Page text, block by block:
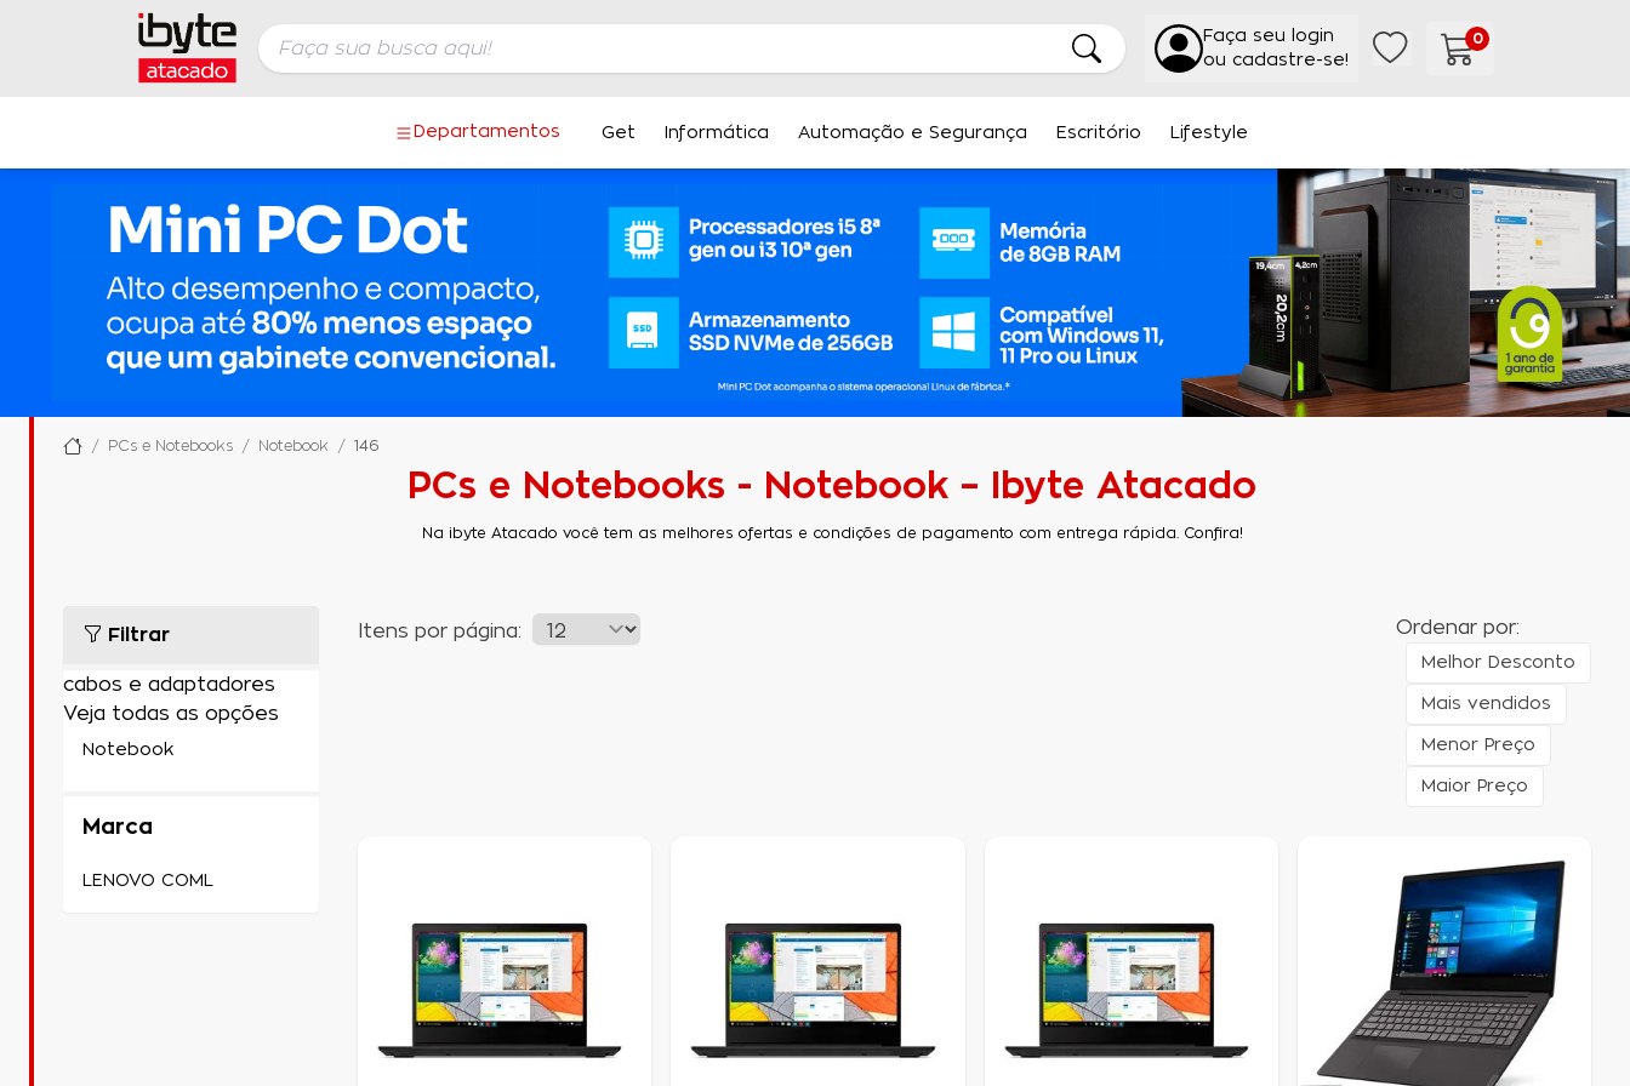
Faça seu login
ou cadastre-se!
0
Departamentos Get Informática Automação e Segurança Escritório Lifestyle
PCs e Notebooks Notebook 146
PCs e Notebooks - Notebook – Ibyte Atacado
Na ibyte Atacado você tem as melhores ofertas e condições de pagamento com entrega rápida. Confira!
Filtrar
cabos e adaptadores
Veja todas as opções
Marca
Itens por página: Ordenar por:
Melhor Desconto
Mais vendidos
Menor Preço
Maior Preço